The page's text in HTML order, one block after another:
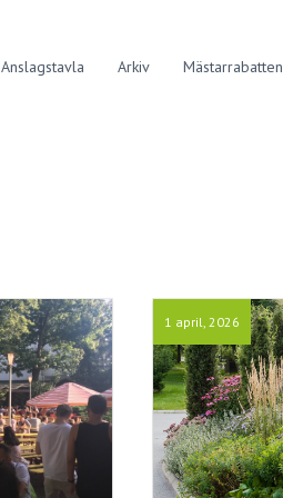
Anslagstavla Arkiv Mästarrabatten
1 april, 2026